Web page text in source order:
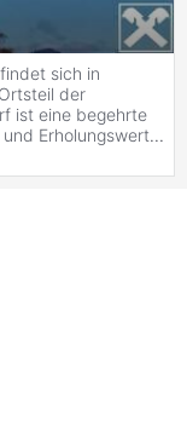
sich in
der
ist eine begehrte
Erholungswert...